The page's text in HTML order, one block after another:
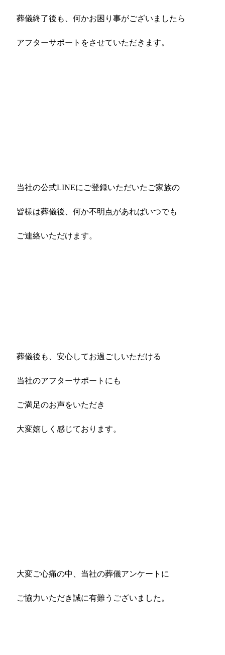
葬儀終了後も、何かお困り事がございましたら
アフターサポートをさせていただきます。
当社の公式LINEにご登録いただいたご家族の
皆様は葬儀後、何か不明点があればいつでも
ご連絡いただけます。
葬儀後も、安心してお過ごしいただける
当社のアフターサポートにも
ご満足のお声をいただき
大変嬉しく感じております。
大変ご心痛の中、当社の葬儀アンケートに
ご協力いただき誠に有難うございました。